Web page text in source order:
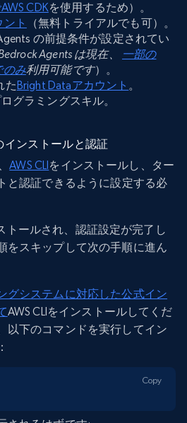
CDKを使用するため）。
ント
（無料トライアルでも可）。
の前提条件が設定されてい
Agents は現在、
一部の
のみ利用可能です）。
た Bright Dataアカウント 。
グラミングスキル。
インストールと認証
AWS CLI をインストールし、ター
と認証できるように設定する必
トールされ、認証設定が完了し
をスキップして次の手順に進ん
グシステムに対応した公式イン
AWS CLIをインストールしてくだ
以下のコマンドを実行してイン
Copy